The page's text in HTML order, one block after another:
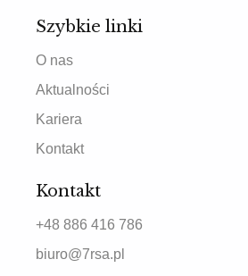
Szybkie linki
O nas
Aktualności
Kariera
Kontakt
Kontakt
+48 886 416 786
biuro@7rsa.pl